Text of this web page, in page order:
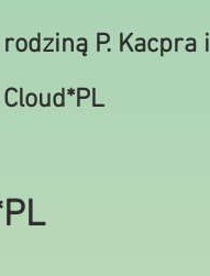
P. Kacpra i